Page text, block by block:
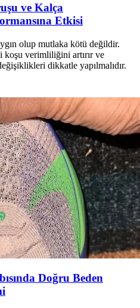
ve Kalça
Etkisi
olup mutlaka kötü değildir.
verimliliğini artırır ve
dikkatle yapılmalıdır.
Doğru Beden